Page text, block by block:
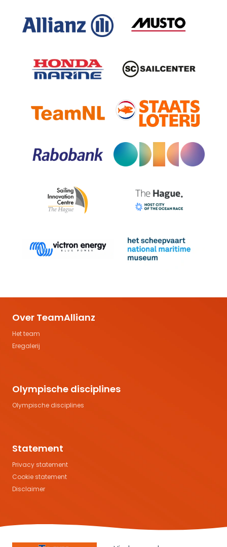
Over TeamAllianz
Het team
Eregalerij
Olympische disciplines
Olympische disciplines
Statement
Privacy statement
Cookie statement
Disclaimer